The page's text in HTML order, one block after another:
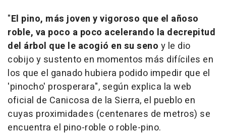
"El pino, más joven y vigoroso que el añoso
roble, va poco a poco acelerando la decrepitud
del árbol que le acogió en su seno y le dio
cobijo y sustento en momentos más difíciles en
los que el ganado hubiera podido impedir que el
'pinocho' prosperara", según explica la web
oficial de Canicosa de la Sierra, el pueblo en
cuyas proximidades (centenares de metros) se
encuentra el pino-roble o roble-pino.